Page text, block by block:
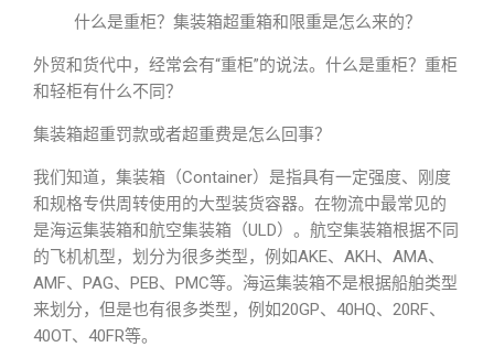
什么是重柜？集装箱超重箱和限重是怎么来的？
外贸和货代中，经常会有“重柜”的说法。什么是重柜？重柜
和轻柜有什么不同？
集装箱超重罚款或者超重费是怎么回事？
我们知道，集装箱（Container）是指具有一定强度、刚度
和规格专供周转使用的大型装货容器。在物流中最常见的
是海运集装箱和航空集装箱（ULD）。航空集装箱根据不同
的飞机机型，划分为很多类型，例如AKE、AKH、AMA、
AMF、PAG、PEB、PMC等。海运集装箱不是根据船舶类型
来划分，但是也有很多类型，例如20GP、40HQ、20RF、
40OT、40FR等。